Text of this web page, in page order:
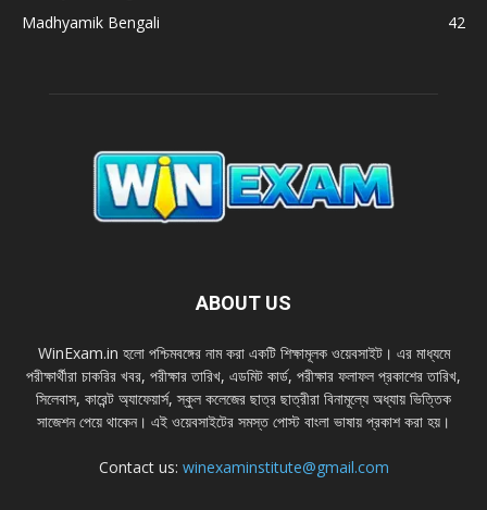
Madhyamik Bengali
42
ABOUT US
WinExam.in হলাে পশ্চিমবঙ্গের নাম করা একটি শিক্ষামূলক ওয়েবসাইট। এর মাধ্যমে
পরীক্ষার্থীরা চাকরির খবর, পরীক্ষার তারিখ, এডমিট কার্ড, পরীক্ষার ফলাফল প্রকাশের তারিখ,
সিলেবাস, কারেন্ট অ্যাফেয়ার্স, স্কুল কলেজের ছাত্র ছাত্রীরা বিনামূল্যে অধ্যায় ভিত্তিক
সাজেশন পেয়ে থাকেন। এই ওয়েবসাইটের সমস্ত পােস্ট বাংলা ভাষায় প্রকাশ করা হয়।
Contact us: winexaminstitute@gmail.com